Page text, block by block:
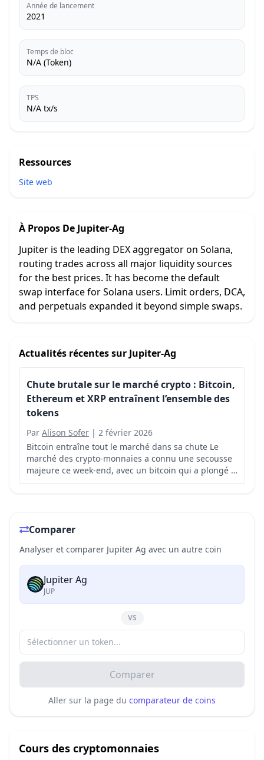
Année de lancement
2021
Temps de bloc
N/A (Token)
TPS
N/A tx/s
Ressources
Site web
À Propos De Jupiter-Ag
Jupiter is the leading DEX aggregator on Solana,
routing trades across all major liquidity sources
for the best prices. It has become the default
swap interface for Solana users. Limit orders, DCA,
and perpetuals expanded it beyond simple swaps.
Actualités récentes sur Jupiter-Ag
Chute brutale sur le marché crypto : Bitcoin,
Ethereum et XRP entraînent l’ensemble des
tokens
Par Alison Sofer | 2 février 2026
Bitcoin entraîne tout le marché dans sa chute Le
marché des crypto-monnaies a connu une secousse
majeure ce week-end, avec un bitcoin qui a plongé à
son plus bas niveau depuis avril de l’année
Comparer
Analyser et comparer Jupiter Ag avec un autre coin
Jupiter Ag
JUP
VS
Comparer
Aller sur la page du comparateur de coins
Cours des cryptomonnaies